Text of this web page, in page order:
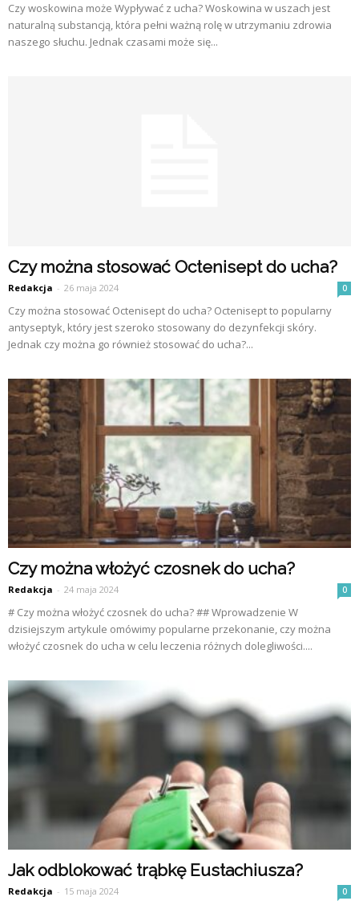
Czy woskowina może Wypływać z ucha? Woskowina w uszach jest
naturalną substancją, która pełni ważną rolę w utrzymaniu zdrowia
naszego słuchu. Jednak czasami może się...
Czy można stosować Octenisept do ucha?
Redakcja - 26 maja 2024 0
Czy można stosować Octenisept do ucha? Octenisept to popularny
antyseptyk, który jest szeroko stosowany do dezynfekcji skóry.
Jednak czy można go również stosować do ucha?...
Czy można włożyć czosnek do ucha?
Redakcja - 24 maja 2024 0
# Czy można włożyć czosnek do ucha? ## Wprowadzenie W
dzisiejszym artykule omówimy popularne przekonanie, czy można
włożyć czosnek do ucha w celu leczenia różnych dolegliwości....
Jak odblokować trąbkę Eustachiusza?
Redakcja - 15 maja 2024 0